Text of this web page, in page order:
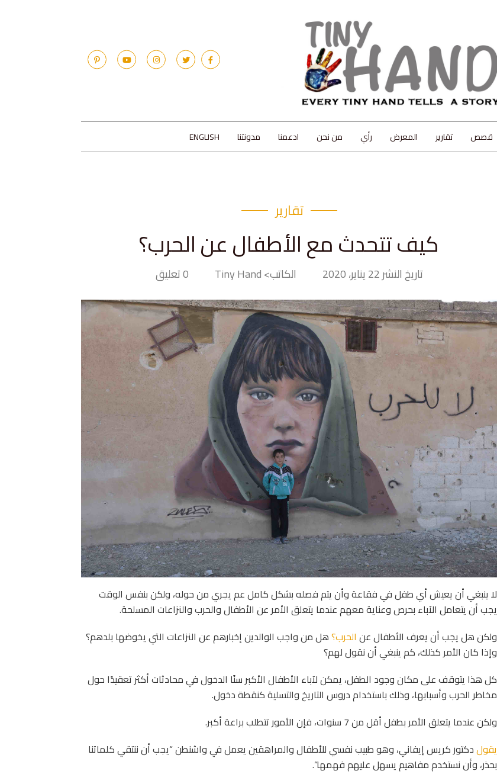
قصص تقارير المعرض رأي من نحن ادعمنا مدونتنا ENGLISH
تقارير
كيف تتحدث مع الأطفال عن الحرب؟
تاريخ النشر 22 يناير، 2020 الكاتب> Tiny Hand 0 تعليق
لا ينبغي أن يعيش أي طفل في فقاعة وأن يتم فصله بشكل كامل عم يجري من حوله، ولكن بنفس الوقت
يجب أن يتعامل الآباء بحرص وعناية معهم عندما يتعلق الأمر عن الأطفال والحرب والنزاعات المسلحة.
ولكن هل يجب أن يعرف الأطفال عن الحرب؟هل من واجب الوالدين إخبارهم عن النزاعات التي يخوضها بلدهم؟
وإذا كان الأمر كذلك، كم ينبغي أن نقول لهم؟
كل هذا يتوقف على مكان وجود الطفل، يمكن لآباء الأطفال الأكبر سنًا الدخول في محادثات أكثر تعقيدًا حول
مخاطر الحرب وأسبابها، وذلك باستخدام دروس التاريخ والتسلية كنقطة دخول.
ولكن عندما يتعلق الأمر بطفل أقل من 7 سنوات، فإن الأمور تتطلب براعة أكبر.
يقولدكتور كريس إيفاني، وهو طبيب نفسي للأطفال والمراهقين يعمل في واشنطن “يجب أن ننتقي كلماتنا
بحذر، وأن نستخدم مفاهيم يسهل عليهم فهمها”.